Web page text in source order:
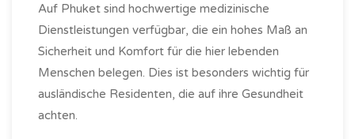
Auf Phuket sind hochwertige medizinische
Dienstleistungen verfügbar, die ein hohes Maß an
Sicherheit und Komfort für die hier lebenden
Menschen belegen. Dies ist besonders wichtig für
ausländische Residenten, die auf ihre Gesundheit
achten.